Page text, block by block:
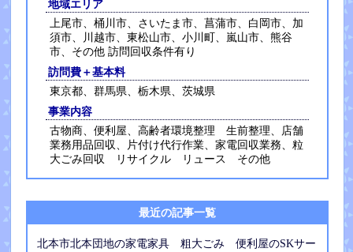
地域エリア
上尾市、桶川市、さいたま市、菖蒲市、白岡市、加
須市、川越市、東松山市、小川町、嵐山市、熊谷
市、その他 訪問回収条件有り
訪問費＋基本料
東京都、群馬県、栃木県、茨城県
事業内容
古物商、便利屋、高齢者環境整理 生前整理、店舗
業務用品回収、片付け代行作業、家電回収業務、粒
大ごみ回収 リサイクル リュース その他
最近の記事一覧
北本市北本団地の家電家具 粗大ごみ 便利屋のSKサー